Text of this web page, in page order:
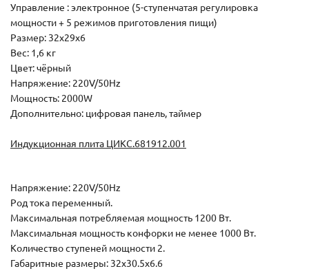
Управление : электронное (5-ступенчатая регулировка
мощности + 5 режимов приготовления пищи)
Размер: 32х29х6
Вес: 1,6 кг
Цвет: чёрный
Напряжение: 220V/50Hz
Мощность: 2000W
Дополнительно: цифровая панель, таймер
Индукционная плита ЦИКС.681912.001
Напряжение: 220V/50Hz
Род тока переменный.
Максимальная потребляемая мощность 1200 Вт.
Максимальная мощность конфорки не менее 1000 Вт.
Количество ступеней мощности 2.
Габаритные размеры: 32х30.5х6.6